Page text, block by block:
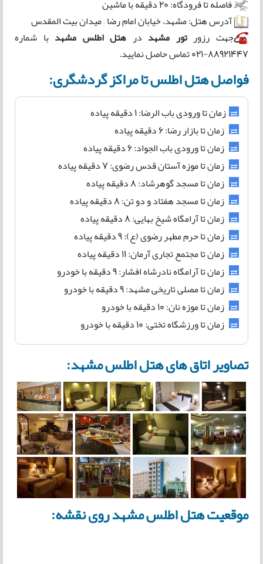
فاصله تا فرودگاه: 20 دقیقه با ماشین
آدرس هتل: مشهد، خیابان امام رضا – میدان بیت المقدس
جهت رزورتور مشهد در هتل اطلس مشهد با شماره
88921447-021 تماس حاصل نمایید.
فواصل هتل اطلس تا مراکز گردشگری:
زمان تا ورودی باب الرضا: 1 دقیقه پیاده
زمان تا بازار رضا: ۶ دقیقه پیاده
زمان تا ورودی باب الجواد: ۶ دقیقه پیاده
زمان تا موزه آستان قدس رضوی: ۷ دقیقه پیاده
زمان تا مسجد گوهرشاد: ۸ دقیقه پیاده
زمان تا مسجد هفتاد و دو تن: ۸ دقیقه پیاده
زمان تا آرامگاه شیخ بهایی: ۸ دقیقه پیاده
زمان تا حرم مطهر رضوی (ع): ۹ دقیقه پیاده
زمان تا مجتمع تجاری آرمان: ۱۱ دقیقه پیاده
زمان تا آرامگاه نادرشاه افشار: ۹ دقیقه با خودرو
زمان تا مصلی تاریخی مشهد: ۹ دقیقه با خودرو
زمان تا موزه نان: ۱۰ دقیقه با خودرو
زمان تا ورزشگاه تختی: ۱۰ دقیقه با خودرو
تصاویر اتاق های هتل اطلس مشهد:
موقعیت هتل اطلس مشهد روی نقشه: